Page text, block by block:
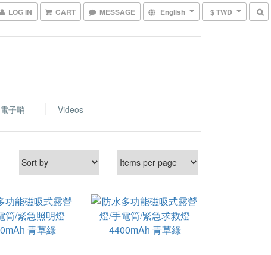
LOG IN CART MESSAGE English $ TWD
電子哨 Videos